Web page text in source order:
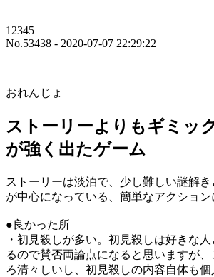
12345
No.53438 - 2020-07-07 22:29:22
おれんじょ
ストーリーよりもギミッ
が強く出たゲーム
ストーリーは淡泊で、少し難しい謎解
が中心になっている、簡単なアクション
●良かった所
・初見殺しが多い。初見殺しは好きな
るので賛否両論点になると思いますが
ろ清々しいし、初見殺しの内容自体も